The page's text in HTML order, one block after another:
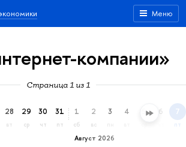
Меню
компании»
Страница 1 из 1
28
вт
29
ср
30
чт
31
пт
Август 2026
1
сб
2
вс
3 4 5 6 7
пт